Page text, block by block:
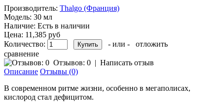
Производитель: Thalgo (Франция)
Модель: 30 мл
Наличие: Есть в наличии
Цена: 11,385 руб
Количество:
- или -
отложить
сравнение
Отзывов: 0 | Написать отзыв
Описание Отзывы (0)
В современном ритме жизни, особенно в мегаполисах,
кислород стал дефицитом.